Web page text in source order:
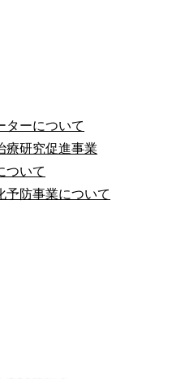
ターについて
療研究促進事業
ついて
予防事業について